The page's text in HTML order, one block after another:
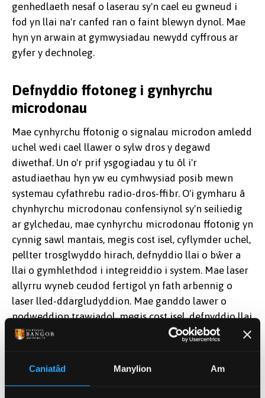
Caniatâd Manylion Am
genhedlaeth nesaf o laserau sy'n cael eu gwneud i
fod yn llai na'r canfed ran o faint blewyn dynol. Mae
hyn yn arwain at gymwysiadau newydd cyffrous ar
gyfer y dechnoleg.
Defnyddio ffotoneg i gynhyrchu
microdonau
Mae cynhyrchu ffotonig o signalau microdon amledd
uchel wedi cael llawer o sylw dros y degawd
diwethaf. Un o'r prif ysgogiadau y tu ôl i'r
astudiaethau hyn yw eu cymhwysiad posib mewn
systemau cyfathrebu radio-dros-ffibr. O'i gymharu â
chynhyrchu microdonau confensiynol sy'n seiliedig
ar gylchedau, mae cynhyrchu microdonau ffotonig yn
cynnig sawl mantais, megis cost isel, cyflymder uchel,
pellter trosglwyddo hirach, defnyddio llai o bŵer a
llai o gymhlethdod i integreiddio i system. Mae laser
allyrru wyneb ceudod fertigol yn fath arbennig o
laser lled-ddargludyddion. Mae ganddo lawer o
nodweddion trawiadol, megis cost isel, defnyddio llai
o bŵer, proffil paladr crwn, gweithrediad modd
felly, mae cynhyrchu signal ffotonig microdonau'n